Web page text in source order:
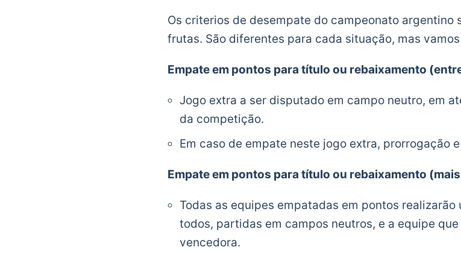
Os criterios de desempate do campeonato argentino
frutas. São diferentes para cada situação, mas
Empate em pontos para título ou rebaixamento
Jogo extra a ser disputado em campo neutro, em
da competição.
Em caso de empate neste jogo extra, prorrogação
Empate em pontos para título ou rebaixamento
Todas as equipes empatadas em pontos realizarão
todos, partidas em campos neutros, e a equipe
vencedora.